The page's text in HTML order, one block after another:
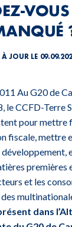
VOUS
JOUR LE
Au G20 de
le CCFD-Terre
pour mettre
fiscale, mettre
premières
et les
dans